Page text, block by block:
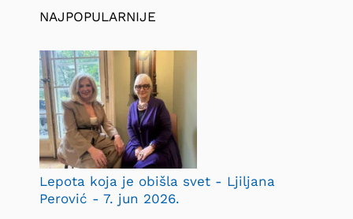
NAJPOPULARNIJE
Lepota koja je obišla svet - Ljiljana
Perović - 7. jun 2026.